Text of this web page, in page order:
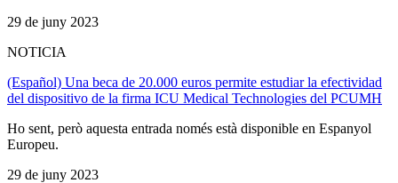
29 de juny 2023
NOTICIA
(Español) Una beca de 20.000 euros permite estudiar la efectividad
del dispositivo de la firma ICU Medical Technologies del PCUMH
Ho sent, però aquesta entrada només està disponible en Espanyol
Europeu.
29 de juny 2023